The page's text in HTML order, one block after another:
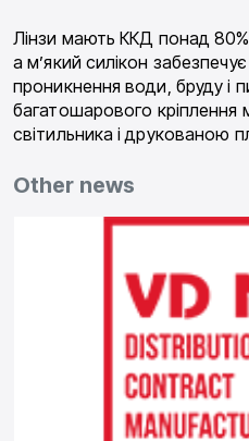
Лінзи мають ККД понад
а м’який силікон
проникнення води, бруду і
багатошарового
світильника і друкованою
Other news